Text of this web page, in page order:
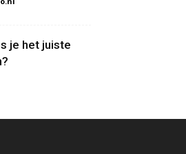
je het juiste